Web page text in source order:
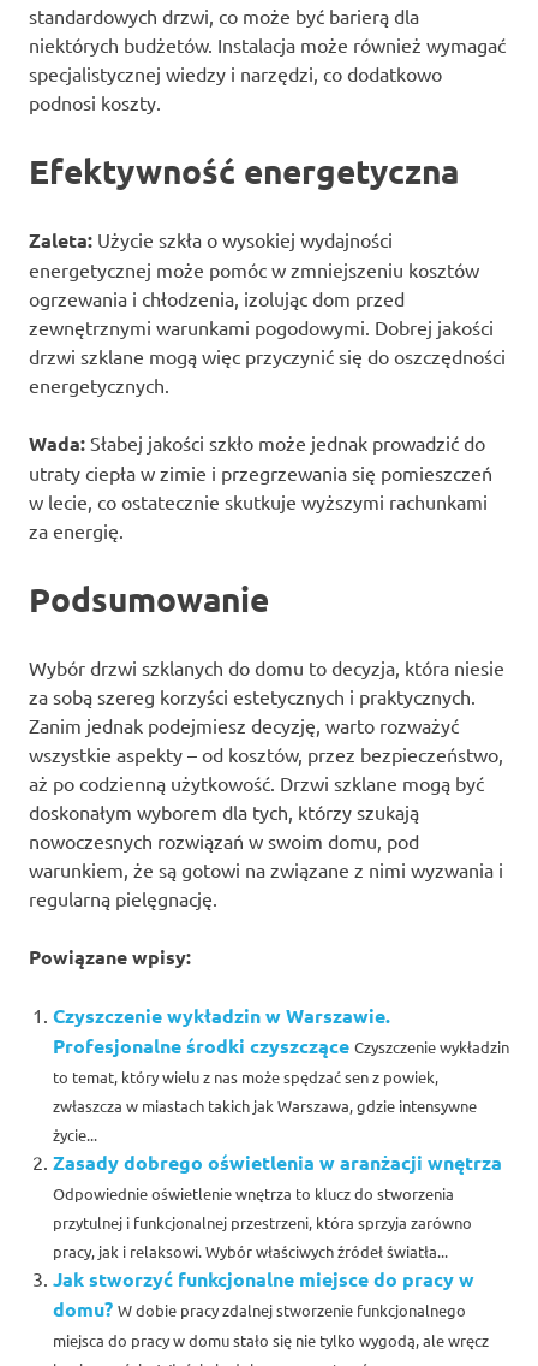
standardowych drzwi, co może być barierą dla
niektórych budżetów. Instalacja może również wymagać
specjalistycznej wiedzy i narzędzi, co dodatkowo
podnosi koszty.
Efektywność energetyczna
Zaleta: Użycie szkła o wysokiej wydajności
energetycznej może pomóc w zmniejszeniu kosztów
ogrzewania i chłodzenia, izolując dom przed
zewnętrznymi warunkami pogodowymi. Dobrej jakości
drzwi szklane mogą więc przyczynić się do oszczędności
energetycznych.
Wada: Słabej jakości szkło może jednak prowadzić do
utraty ciepła w zimie i przegrzewania się pomieszczeń
w lecie, co ostatecznie skutkuje wyższymi rachunkami
za energię.
Podsumowanie
Wybór drzwi szklanych do domu to decyzja, która niesie
za sobą szereg korzyści estetycznych i praktycznych.
Zanim jednak podejmiesz decyzję, warto rozważyć
wszystkie aspekty – od kosztów, przez bezpieczeństwo,
aż po codzienną użytkowość. Drzwi szklane mogą być
doskonałym wyborem dla tych, którzy szukają
nowoczesnych rozwiązań w swoim domu, pod
warunkiem, że są gotowi na związane z nimi wyzwania i
regularną pielęgnację.
Powiązane wpisy:
Czyszczenie wykładzin w Warszawie.
Profesjonalne środki czyszczące Czyszczenie wykładzin
to temat, który wielu z nas może spędzać sen z powiek,
zwłaszcza w miastach takich jak Warszawa, gdzie intensywne
życie...
Zasady dobrego oświetlenia w aranżacji wnętrza
Odpowiednie oświetlenie wnętrza to klucz do stworzenia
przytulnej i funkcjonalnej przestrzeni, która sprzyja zarówno
pracy, jak i relaksowi. Wybór właściwych źródeł światła...
Jak stworzyć funkcjonalne miejsce do pracy w
domu? W dobie pracy zdalnej stworzenie funkcjonalnego
miejsca do pracy w domu stało się nie tylko wygodą, ale wręcz